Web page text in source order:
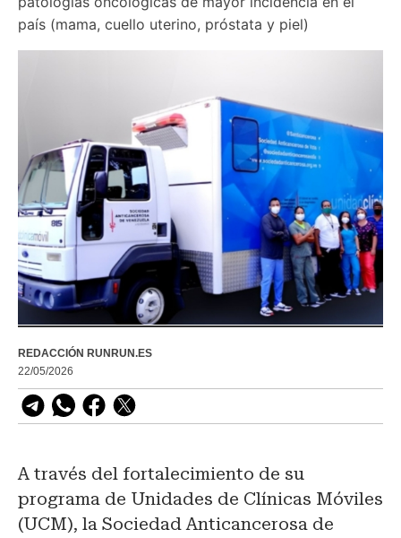
país (mama, cuello uterino, próstata y piel)
REDACCIÓN RUNRUN.ES
22/05/2026
A través del fortalecimiento de su
programa de Unidades de Clínicas Móviles
(UCM), la Sociedad Anticancerosa de